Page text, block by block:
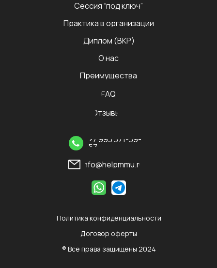
Политика конфиденциальности
Сессия “под ключ”
Практика в организации
Диплом (ВКР)
О нас
Преимущества
FAQ
Отзывы
+7 993 371-39-
57
info@helpmmu.ru
Договор оферты
® Все права защищены 2024